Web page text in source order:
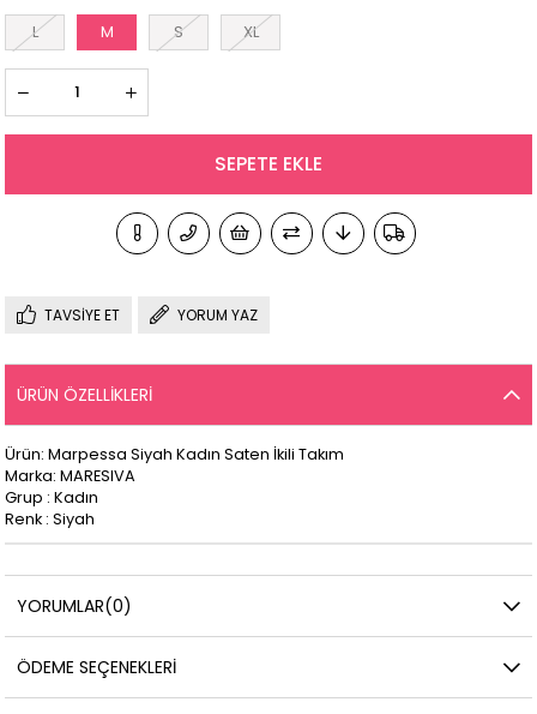
L M S XL
TAVSIYE ET YORUM YAZ
ÜRÜN ÖZELLIKLERI
Ürün: Marpessa Siyah Kadın Saten İkili Takım
Marka: MARESIVA
Grup : Kadın
Renk : Siyah
YORUMLAR(0)
ÖDEME SEÇENEKLERI